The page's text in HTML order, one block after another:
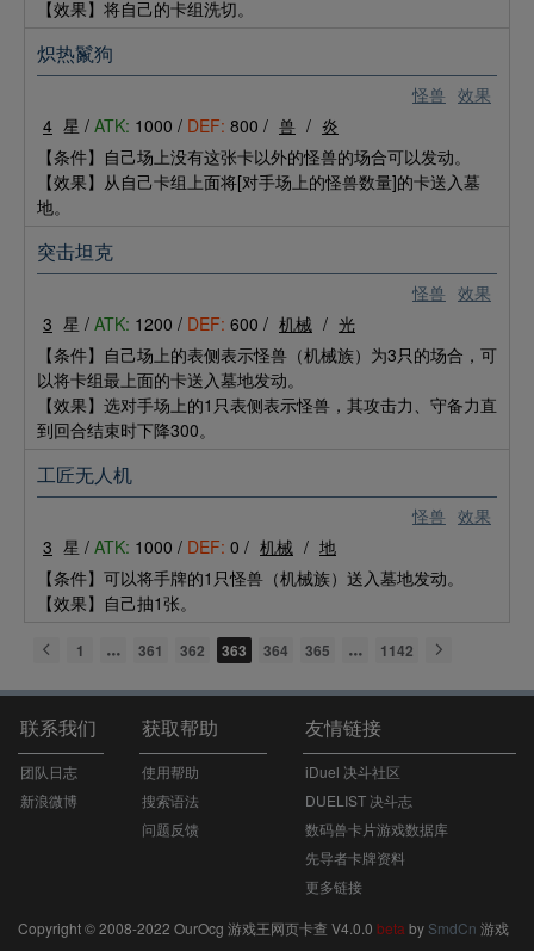
【效果】将自己的卡组洗切。
怪兽 效果
炽热鬣狗
4 星 / ATK: 1000 / DEF: 800 / 兽 / 炎
【条件】自己场上没有这张卡以外的怪兽的场合可以发动。
【效果】从自己卡组上面将[对手场上的怪兽数量]的卡送入墓
地。
怪兽 效果
突击坦克
3 星 / ATK: 1200 / DEF: 600 / 机械 / 光
【条件】自己场上的表侧表示怪兽（机械族）为3只的场合，可
以将卡组最上面的卡送入墓地发动。
【效果】选对手场上的1只表侧表示怪兽，其攻击力、守备力直
到回合结束时下降300。
怪兽 效果
工匠无人机
3 星 / ATK: 1000 / DEF: 0 / 机械 / 地
【条件】可以将手牌的1只怪兽（机械族）送入墓地发动。
【效果】自己抽1张。
1 361 362 363 364 365 1142
联系我们
团队日志
新浪微博
获取帮助
使用帮助
搜索语法
问题反馈
友情链接
iDuel 决斗社区
DUELIST 决斗志
数码兽卡片游戏数据库
先导者卡牌资料
更多链接
Copyright © 2008-2022 OurOcg 游戏王网页卡查 V4.0.0 beta by SmdCn 游戏